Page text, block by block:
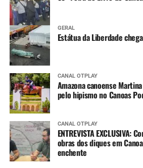
GERAL
Estátua da Liberdade
CANAL OTPLAY
Amazona canoense
pelo hipismo no Canoas
CANAL OTPLAY
ENTREVISTA EXCLUSIVA:
obras dos diques em
enchente